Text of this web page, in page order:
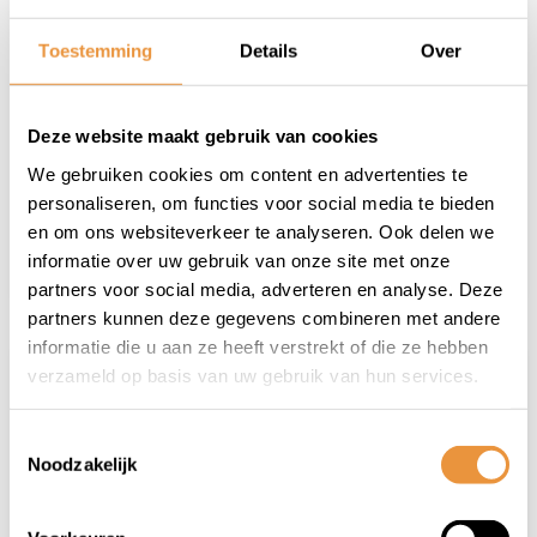
Toestemming Details Over
Deze website maakt gebruik van cookies
We gebruiken cookies om content en advertenties te
personaliseren, om functies voor social media te bieden
en om ons websiteverkeer te analyseren. Ook delen we
informatie over uw gebruik van onze site met onze
partners voor social media, adverteren en analyse. Deze
partners kunnen deze gegevens combineren met andere
informatie die u aan ze heeft verstrekt of die ze hebben
verzameld op basis van uw gebruik van hun services.
Noodzakelijk
Zelf scooter onderhoud uitvoeren:
complete handleiding
Een scooter is voor veel mensen een handig
complete handleiding lees je hoe je scooter
onderhoud zelf doen kunt aanpakken, welke
onderdelen aandacht nodig hebben en welke
ond...
Artikel verder lezen